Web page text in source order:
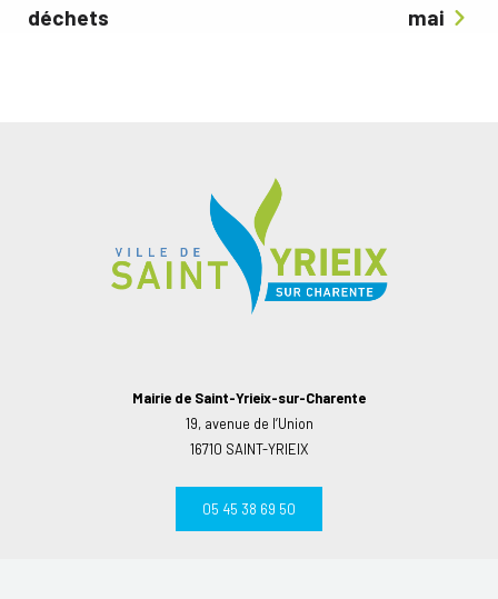
déchets
mai
Mairie de Saint-Yrieix-sur-Charente
19, avenue de l’Union
16710 SAINT-YRIEIX
05 45 38 69 50